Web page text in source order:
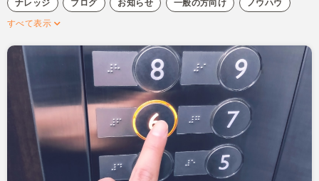
ナレッジ ブログ お知らせ 一般の方向け ノウハウ